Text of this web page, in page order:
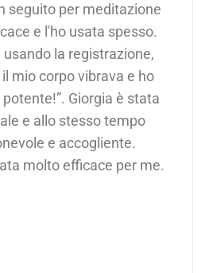
seguito per meditazione
e l'ho usata spesso.
la registrazione,
mio corpo vibrava e ho
potente!”. Giorgia è stata
e allo stesso tempo
e accogliente.
molto efficace per me.